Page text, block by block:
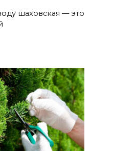
шаховская — это